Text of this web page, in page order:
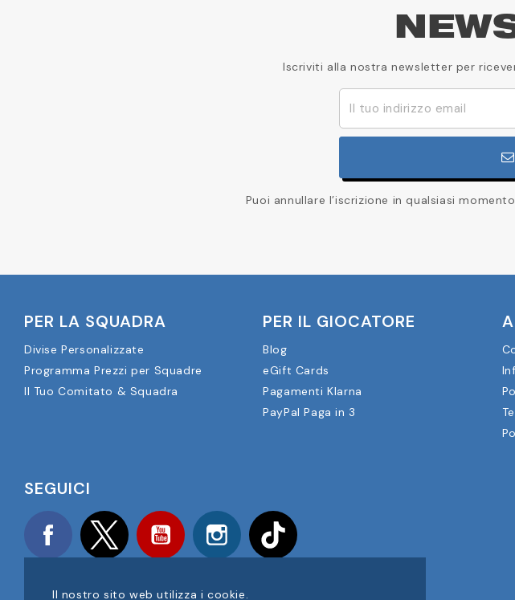
Iscriviti alla nostra newsletter per
Puoi annullare l’iscrizione in qualsiasi
PER LA SQUADRA
Divise Personalizzate
Programma Prezzi per Squadre
Il Tuo Comitato & Squadra
PER IL GIOCATORE
Blog
eGift Cards
Pagamenti Klarna
PayPal Paga in 3
SEGUICI
Facebook Twitter YouTube Instagram
Il nostro sito web utilizza i cookie.